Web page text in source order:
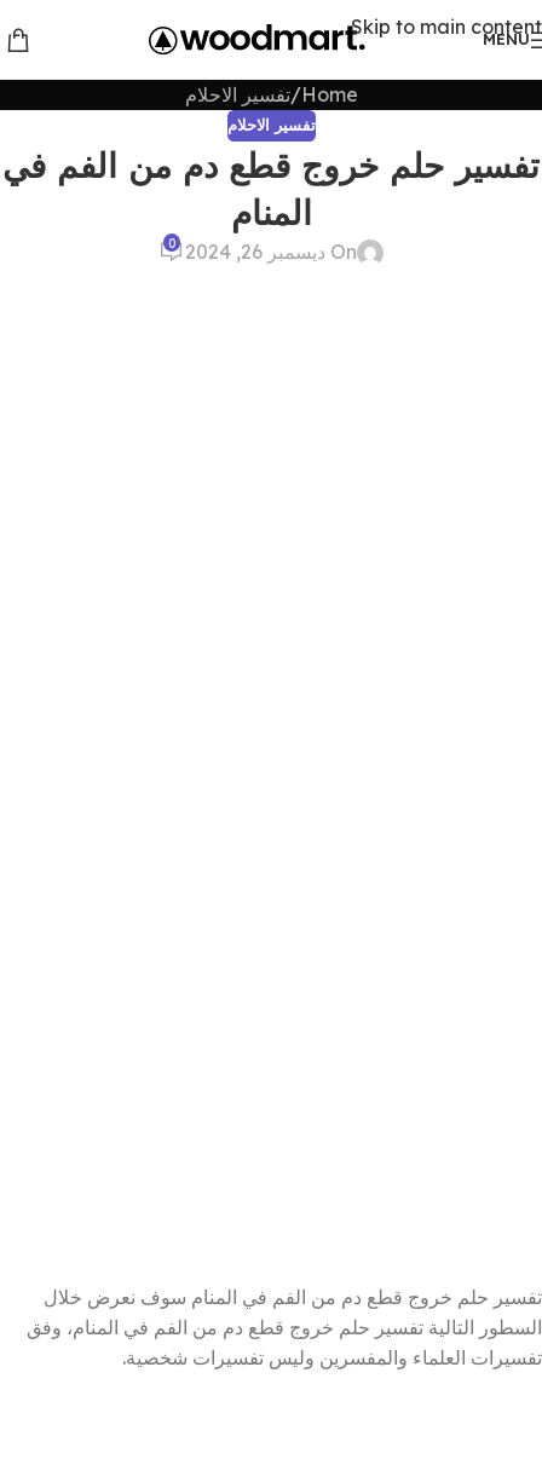
Skip to main content
MENU
Home تفسير الاحلام
تفسير الاحلام
تفسير حلم خروج قطع دم من الفم في
المنام
On ديسمبر 26, 2024 0
تفسير حلم خروج قطع دم من الفم في المنام سوف نعرض خلال
السطور التالية تفسير حلم خروج قطع دم من الفم في المنام، وفق
تفسيرات العلماء والمفسرين وليس تفسيرات شخصية.